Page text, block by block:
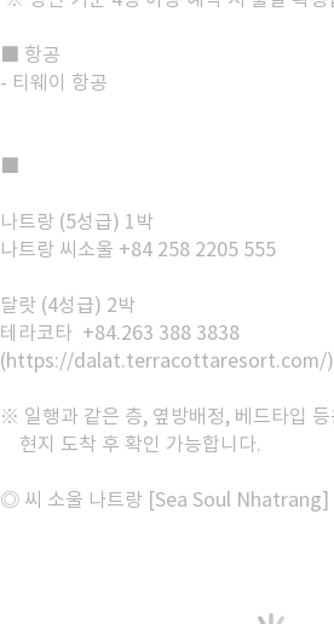
■ 항공
- 티웨이 항공
■
나트랑 (5성급) 1박
나트랑 씨소울 +84 258 2205 555
달랏 (4성급) 2박
테라코타 +84.263 388 3838
(https://dalat.terracottaresort.com/)
※ 일행과 같은 층, 옆방배정, 베드타입 등
현지 도착 후 확인 가능합니다.
◎ 씨 소울 나트랑 [Sea Soul Nhatrang]